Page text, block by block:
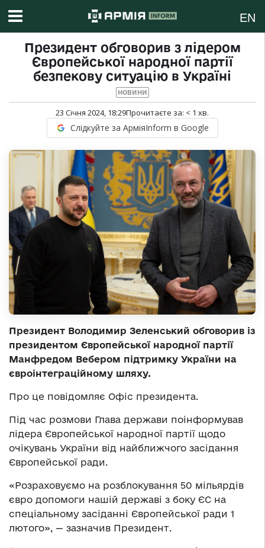
EN
Президент обговорив з лідером
Європейської народної партії
безпекову ситуацію в Україні
НОВИНИ
23 Січня 2024, 18:29Прочитаєте за: < 1 хв.
Слідкуйте за АрміяInform в Google
Президент Володимир Зеленський обговорив із
президентом Європейської народної партії
Манфредом Вебером підтримку України на
євроінтеграційному шляху.
Про це повідомляє Офіс президента.
Під час розмови Глава держави поінформував
лідера Європейської народної партії щодо
очікувань України від найближчого засідання
Європейської ради.
«Розраховуємо на розблокування 50 мільярдів
євро допомоги нашій державі з боку ЄС на
спеціальному засіданні Європейської ради 1
лютого», — зазначив Президент.